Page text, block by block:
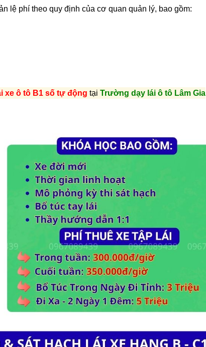
lệ phí theo quy định của cơ quan quản lý, bao gồm:
xe ô tô B1 số tự động tạiTrường dạy lái ô tô Lâm Gia